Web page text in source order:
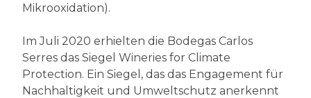
Mikrooxidation).
Im Juli 2020 erhielten die Bodegas Carlos
Serres das Siegel Wineries for Climate
Protection. Ein Siegel, das das Engagement für
Nachhaltigkeit und Umweltschutz anerkennt